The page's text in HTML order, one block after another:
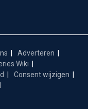
Adverteren
Wiki
Consent wijzigen